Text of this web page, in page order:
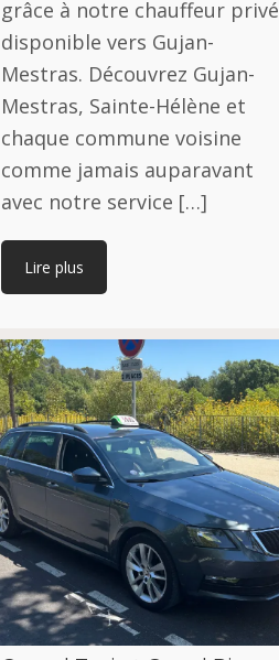
grâce à notre chauffeur privé
disponible vers Gujan-
Mestras. Découvrez Gujan-
Mestras, Sainte-Hélène et
chaque commune voisine
comme jamais auparavant
avec notre service […]
Lire plus